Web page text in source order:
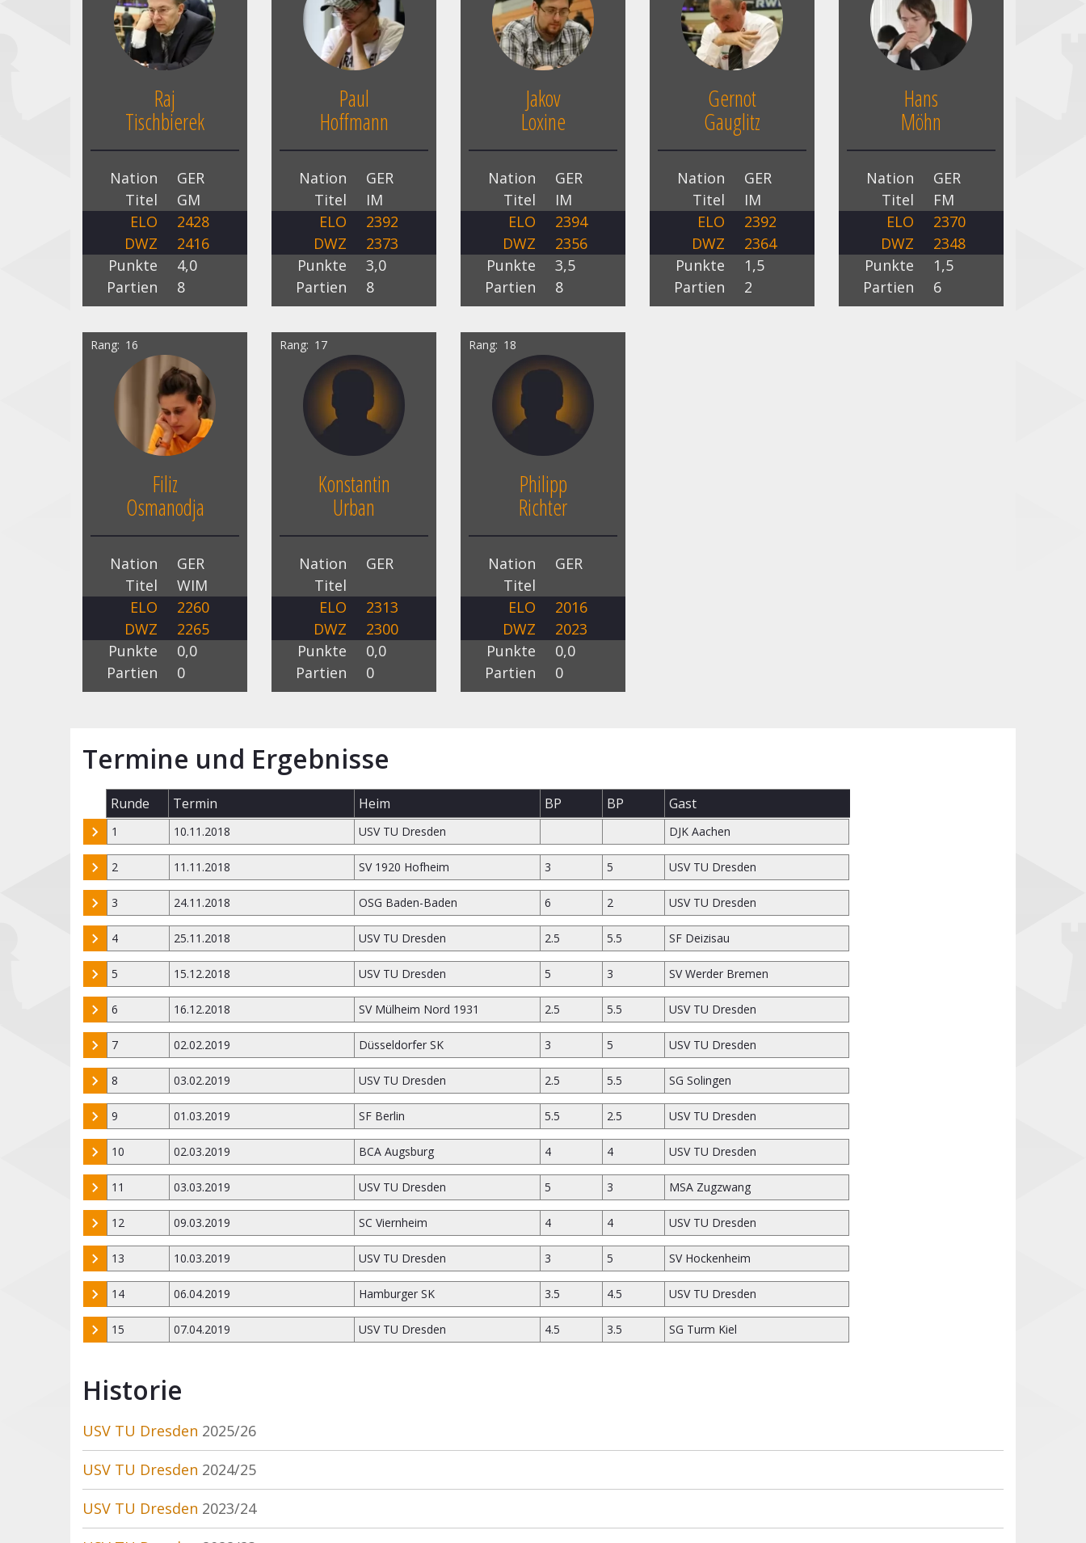
Raj
Tischbierek
Nation
GER
Titel
GM
ELO
2428
DWZ
2416
Punkte
4,0
Partien
8
Paul
Hoffmann
Nation
GER
Titel
IM
ELO
2392
DWZ
2373
Punkte
3,0
Partien
8
Jakov
Loxine
Nation
GER
Titel
IM
ELO
2394
DWZ
2356
Punkte
3,5
Partien
8
Gernot
Gauglitz
Nation
GER
Titel
IM
ELO
2392
DWZ
2364
Punkte
1,5
Partien
2
Hans
Möhn
Nation
GER
Titel
FM
ELO
2370
DWZ
2348
Punkte
1,5
Partien
6
Rang 16
Filiz
Osmanodja
Nation
GER
Titel
WIM
ELO
2260
DWZ
2265
Punkte
0,0
Partien
0
Rang 17
Konstantin
Urban
Nation
GER
Titel
ELO
2313
DWZ
2300
Punkte
0,0
Partien
0
Rang 18
Philipp
Richter
Nation
GER
Titel
ELO
2016
DWZ
2023
Punkte
0,0
Partien
0
Termine und Ergebnisse
Runde Termin Heim BP BP Gast
1 10.11.2018 USV TU Dresden DJK Aachen
2 11.11.2018 SV 1920 Hofheim 3 5 USV TU Dresden
3 24.11.2018 OSG Baden-Baden 6 2 USV TU Dresden
4 25.11.2018 USV TU Dresden 2.5 5.5 SF Deizisau
5 15.12.2018 USV TU Dresden 5 3 SV Werder Bremen
6 16.12.2018 SV Mülheim Nord 1931 2.5 5.5 USV TU Dresden
7 02.02.2019 Düsseldorfer SK 3 5 USV TU Dresden
8 03.02.2019 USV TU Dresden 2.5 5.5 SG Solingen
9 01.03.2019 SF Berlin 5.5 2.5 USV TU Dresden
10 02.03.2019 BCA Augsburg 4 4 USV TU Dresden
11 03.03.2019 USV TU Dresden 5 3 MSA Zugzwang
12 09.03.2019 SC Viernheim 4 4 USV TU Dresden
13 10.03.2019 USV TU Dresden 3 5 SV Hockenheim
14 06.04.2019 Hamburger SK 3.5 4.5 USV TU Dresden
15 07.04.2019 USV TU Dresden 4.5 3.5 SG Turm Kiel
Historie
USV TU Dresden 2025/26
USV TU Dresden 2024/25
USV TU Dresden 2023/24